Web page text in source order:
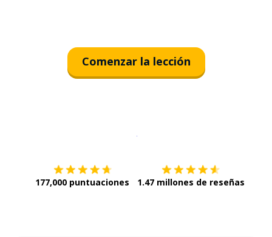
Comenzar la lección
177,000 puntuaciones 1.47 millones de reseñas